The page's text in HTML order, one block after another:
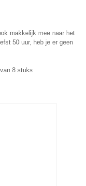
makkelijk mee naar het
50 uur, heb je er geen
8 stuks.